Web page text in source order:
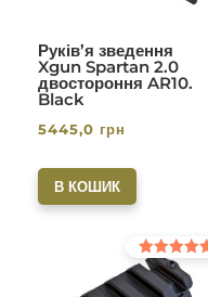
Руків’я зведення
Xgun Spartan 2.0
двостороння AR10.
Black
5445,0 грн
В КОШИК
Оцінено в
5.00
з 5